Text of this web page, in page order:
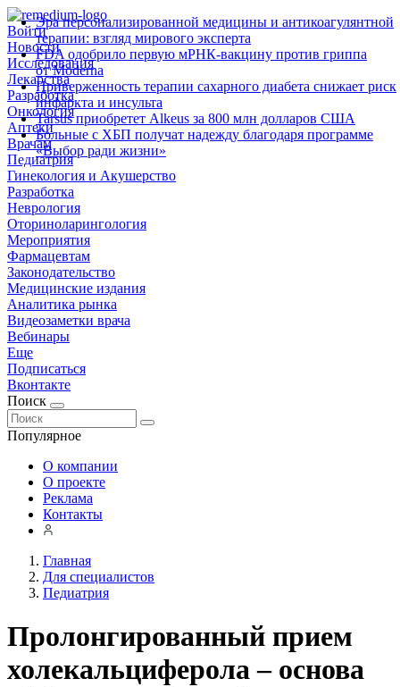
Войти
Новости
Исследования
Лекарства
Разработка
Онкология
Аптеки
Врачам
Педиатрия
Гинекология и Акушерство
Разработка
Неврология
Оториноларингология
Мероприятия
Фармацевтам
Законодательство
Медицинские издания
Аналитика рынка
Видеозаметки врача
Вебинары
Еще
Подписаться
Вконтакте
Поиск
Популярное
Эра персонализированной медицины и антикоагулянтной
терапии: взгляд мирового эксперта
FDA одобрило первую мРНК‑вакцину против гриппа
от Moderna
Приверженность терапии сахарного диабета снижает риск
инфаркта и инсульта
Tarsus приобретет Alkeus за 800 млн долларов США
Больные с ХБП получат надежду благодаря программе
«Выбор ради жизни»
О компании
О проекте
Реклама
Контакты
Главная
Для специалистов
Педиатрия
Пролонгированный прием
холекальциферола – основа